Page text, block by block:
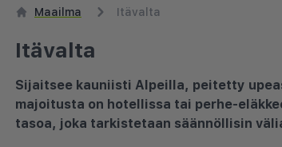
Maailma Itävalta
Itävalta
Sijaitsee kauniisti Alpeilla, peitetty
majoitusta on hotellissa tai perhe-
tasoa, joka tarkistetaan säännöllisin